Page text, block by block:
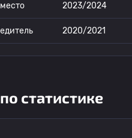
2023/2024
2020/2021
статистике